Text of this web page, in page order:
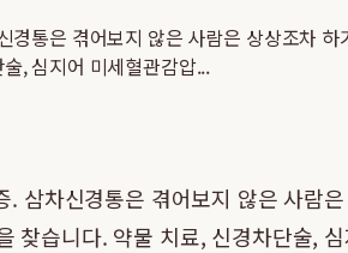
통은 겪어보지 않은 사람은 상상조차
, 심지어 미세혈관감압...
삼차신경통은 겪어보지 않은 사
찾습니다. 약물 치료, 신경차단술,